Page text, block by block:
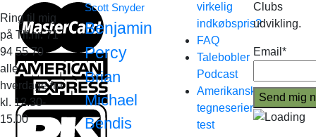
Ring til mig
på Tlf.nr. 71
94 55 70
alle
hverdage fra
kl. 12.30-
15.00
Scott Snyder
Benjamin
Percy
Brian
Michael
Bendis
virkelig
indkøbspris?
FAQ
Talebobler
Podcast
Amerikanske
tegneserier
test
Clubs
udvikling.
Email*